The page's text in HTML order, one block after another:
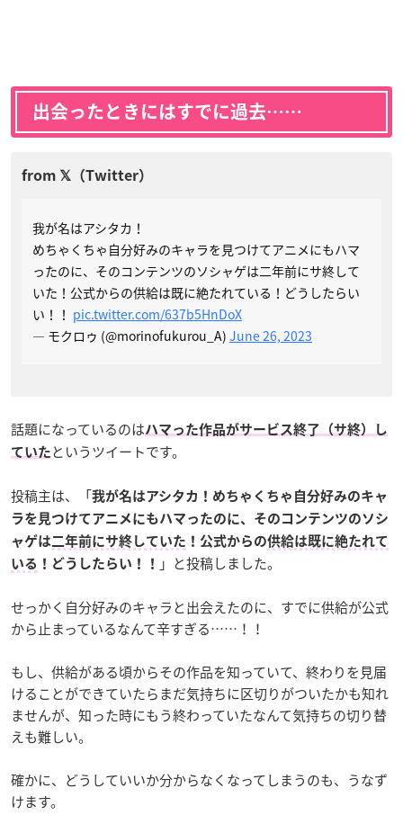
出会ったときにはすでに過去……
我が名はアシタカ！
めちゃくちゃ自分好みのキャラを見つけてアニメにもハマ
ったのに、そのコンテンツのソシャゲは二年前にサ終して
いた！公式からの供給は既に絶たれている！どうしたらい
い！！ pic.twitter.com/637b5HnDoX
— モクロゥ (@morinofukurou_A) June 26, 2023
話題になっているのはハマった作品がサービス終了（サ終）し
ていた というツイートです。
投稿主は、「我が名はアシタカ！めちゃくちゃ自分好みのキャ
ラを見つけてアニメにもハマったのに、そのコンテンツのソシ
ャゲは 二年前にサ終していた ！公式からの供給は既に絶たれて
いる ！どうしたらい！！ 」と投稿しました。
せっかく自分好みのキャラと出会えたのに、すでに供給が公式
から止まっているなんて辛すぎる……！！
もし、供給がある頃からその作品を知っていて、終わりを見届
けることができていたらまだ気持ちに区切りがついたかも知れ
ませんが、知った時にもう終わっていたなんて気持ちの切り替
えも難しい。
確かに、どうしていいか分からなくなってしまうのも、うなず
けます。